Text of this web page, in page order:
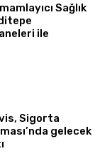
Sağlık
ile
Sigorta
gelecek